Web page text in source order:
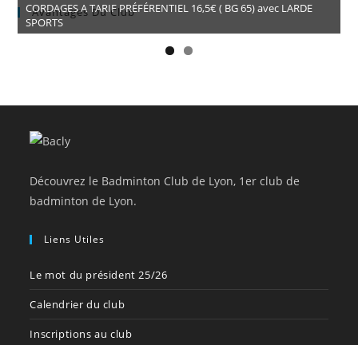
Avantages Du Club
CORDAGES A TARIF PRÉFÉRENTIEL 16,5€ ( BG 65) avec LARDE
SPORTS
Découvrez le Badminton Club de Lyon, 1er club de
badminton de Lyon.
Liens Utiles
Le mot du président 25/26
Calendrier du club
Inscriptions au club